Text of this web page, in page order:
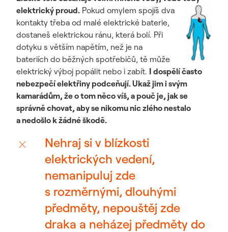
elektrický proud. Pokud omylem spojíš dva
kontakty třeba od malé elektrické baterie,
dostaneš elektrickou ránu, která bolí. Při
dotyku s větším napětím, než je na
bateriích do běžných spotřebičů, tě může
elektrický výboj popálit nebo i zabít. I dospělí často
nebezpečí elektřiny podceňují. Ukaž jim i svým
kamarádům, že o tom něco víš, a pouč je, jak se
správně chovat, aby se nikomu nic zlého nestalo
a nedošlo k žádné škodě.
Nehraj si v blízkosti
elektrických vedení,
nemanipuluj zde
s rozměrnými, dlouhými
předměty, nepouštěj zde
draka a neházej předměty do